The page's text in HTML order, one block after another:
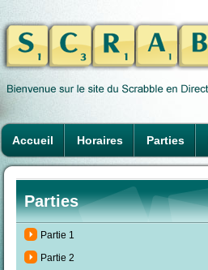
Accueil Horaires Parties
Parties
Partie 1
Partie 2